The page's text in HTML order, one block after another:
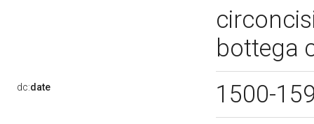
bottega
dc:date 1500-